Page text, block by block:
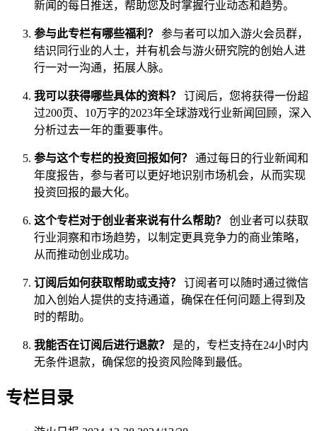
新闻的每日推送，帮助您及时掌握行业动态和趋势。
参与此专栏有哪些福利？
参与者可以加入游火会员群，
结识同行业的人士，并有机会与游火研究院的创始人进
行一对一沟通，拓展人脉。
我可以获得哪些具体的资料？
订阅后，您将获得一份超
过200页、10万字的2023年全球游戏行业新闻回顾，深入
分析过去一年的重要事件。
参与这个专栏的投资回报如何？
通过每日的行业新闻和
年度报告，参与者可以更好地识别市场机会，从而实现
投资回报的最大化。
这个专栏对于创业者来说有什么帮助？
创业者可以获取
行业洞察和市场趋势，以制定更具竞争力的商业策略，
从而推动创业成功。
订阅后如何获取帮助或支持？
订阅者可以随时通过微信
加入创始人提供的支持通道，确保在任何问题上得到及
时的帮助。
我能否在订阅后进行退款？
是的，专栏支持在24小时内
无条件退款，确保您的投资风险降到最低。
专栏目录